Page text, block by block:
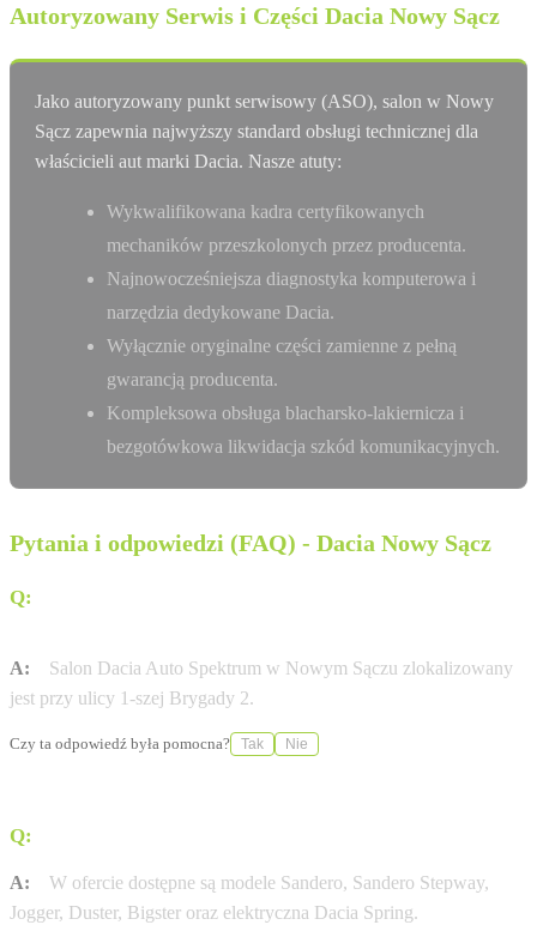
Autoryzowany Serwis i Części Dacia Nowy Sącz
Jako autoryzowany punkt serwisowy (ASO), salon w Nowy
Sącz zapewnia najwyższy standard obsługi technicznej dla
właścicieli aut marki Dacia. Nasze atuty:
Wykwalifikowana kadra certyfikowanych
mechaników przeszkolonych przez producenta.
Najnowocześniejsza diagnostyka komputerowa i
narzędzia dedykowane Dacia.
Wyłącznie oryginalne części zamienne z pełną
gwarancją producenta.
Kompleksowa obsługa blacharsko-lakiernicza i
bezgotówkowa likwidacja szkód komunikacyjnych.
Pytania i odpowiedzi (FAQ) - Dacia Nowy Sącz
Q:
A:
Salon Dacia Auto Spektrum w Nowym Sączu zlokalizowany
jest przy ulicy 1-szej Brygady 2.
Czy ta odpowiedź była pomocna? Tak Nie
Q:
A:
W ofercie dostępne są modele Sandero, Sandero Stepway,
Jogger, Duster, Bigster oraz elektryczna Dacia Spring.